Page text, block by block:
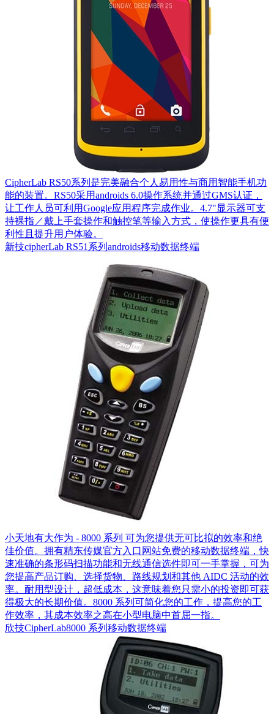
CipherLab RS50系列是完美融合个人易用性与商用智能手机功
能的装置。RS50采用androids 6.0操作系统并通过GMS认证，
让工作人员可利用Google应用程序完成作业。4.7"显示器可支
持裸指／戴上手套操作和触控笔等输入方式，使操作更具有便
利性且提升用户体验。
新技cipherLab RS51系列androids移动数据终端
小天地有大作为 - 8000 系列 可为您提供无可比拟的效率和绝
佳价值。拥有精东传媒官方入口网站免费的移动数据终端，快
速准确的条形码扫描功能和无线通信选件即可一手掌握，可为
您提高产品订购、选择货物、路线规划和其他 AIDC 活动的效
率。耐用型设计，超低成本，这意味着您只需小的投资即可获
得极大的长期价值。8000 系列可简化您的工作，提高您的工
作效率，其成本效率之高在小型电脑中首屈一指。
欣技CipherLab8000 系列移动数据终端